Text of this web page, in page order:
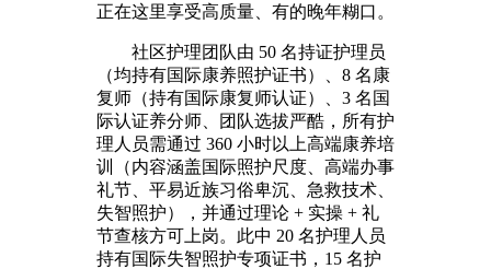
正在这里享受高质量、有的晚年糊口。
社区护理团队由 50 名持证护理员
（均持有国际康养照护证书）、8 名康
复师（持有国际康复师认证）、3 名国
际认证养分师、团队选拔严酷，所有护
理人员需通过 360 小时以上高端康养培
训（内容涵盖国际照护尺度、高端办事
礼节、平易近族习俗卑沉、急救技术、
失智照护），并通过理论 + 实操 + 礼
节查核方可上岗。此中 20 名护理人员
持有国际失智照护专项证书，15 名护